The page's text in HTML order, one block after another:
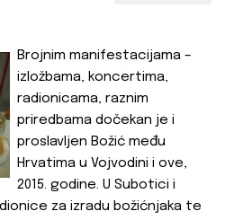
Brojnim manifestacijama –
izložbama, koncertima,
radionicama, raznim
priredbama dočekan je i
proslavljen Božić među
Hrvatima u Vojvodini i ove,
2015. godine. U Subotici i
za izradu božićnjaka te